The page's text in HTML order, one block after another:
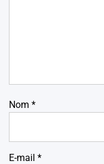
Nom *
E-mail *